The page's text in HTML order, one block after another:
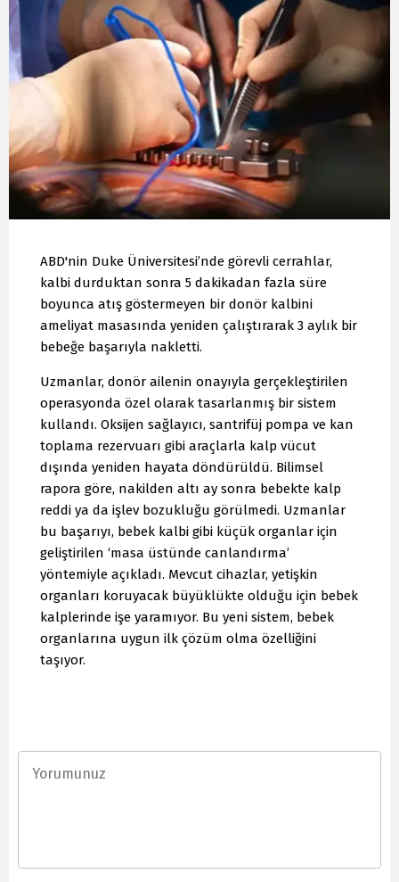
ABD'nin Duke Üniversitesi’nde görevli cerrahlar,
kalbi durduktan sonra 5 dakikadan fazla süre
boyunca atış göstermeyen bir donör kalbini
ameliyat masasında yeniden çalıştırarak 3 aylık bir
bebeğe başarıyla nakletti.
Uzmanlar, donör ailenin onayıyla gerçekleştirilen
operasyonda özel olarak tasarlanmış bir sistem
kullandı. Oksijen sağlayıcı, santrifüj pompa ve kan
toplama rezervuarı gibi araçlarla kalp vücut
dışında yeniden hayata döndürüldü. Bilimsel
rapora göre, nakilden altı ay sonra bebekte kalp
reddi ya da işlev bozukluğu görülmedi. Uzmanlar
bu başarıyı, bebek kalbi gibi küçük organlar için
geliştirilen ‘masa üstünde canlandırma’
yöntemiyle açıkladı. Mevcut cihazlar, yetişkin
organları koruyacak büyüklükte olduğu için bebek
kalplerinde işe yaramıyor. Bu yeni sistem, bebek
organlarına uygun ilk çözüm olma özelliğini
taşıyor.